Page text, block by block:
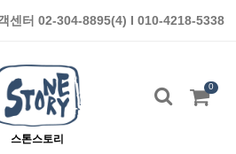
센터 02-304-8895(4) I 010-4218-5338
스톤스토리
0